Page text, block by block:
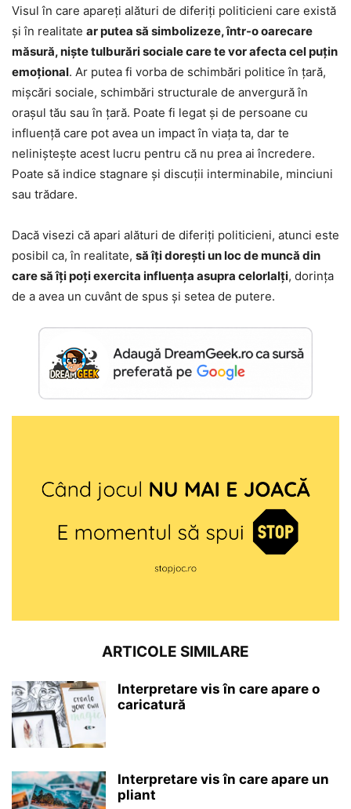
Visul în care apareți alături de diferiți politicieni care există
și în realitate ar putea să simbolizeze, într-o oarecare
măsură, niște tulburări sociale care te vor afecta cel puțin
emoțional. Ar putea fi vorba de schimbări politice în țară,
mișcări sociale, schimbări structurale de anvergură în
orașul tău sau în țară. Poate fi legat și de persoane cu
influență care pot avea un impact în viața ta, dar te
neliniștește acest lucru pentru că nu prea ai încredere.
Poate să indice stagnare și discuții interminabile, minciuni
sau trădare.
Dacă visezi că apari alături de diferiți politicieni, atunci este
posibil ca, în realitate, să îți dorești un loc de muncă din
care să îți poți exercita influența asupra celorlalți, dorința
de a avea un cuvânt de spus și setea de putere.
ARTICOLE SIMILARE
Interpretare vis în care apare o
caricatură
Interpretare vis în care apare un
pliant